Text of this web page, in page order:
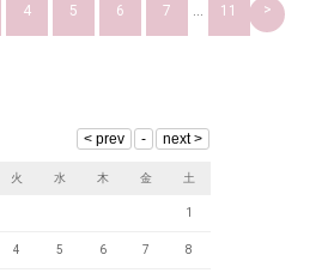
4 5 6 7 ... 11 >
火 水 木 金 土
1
4 5 6 7 8